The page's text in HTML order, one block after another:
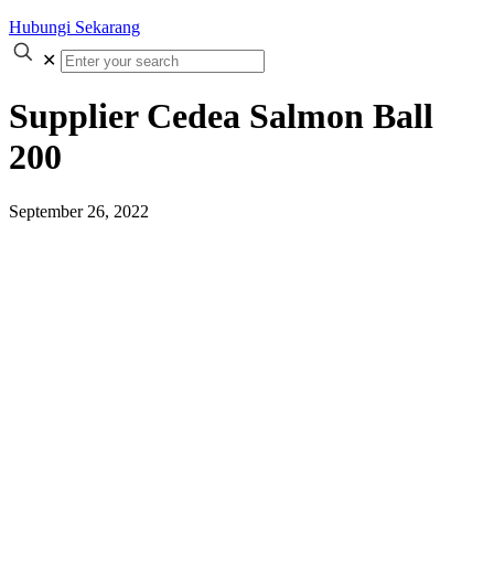
Hubungi Sekarang
✕
Supplier Cedea Salmon Ball
200
September 26, 2022